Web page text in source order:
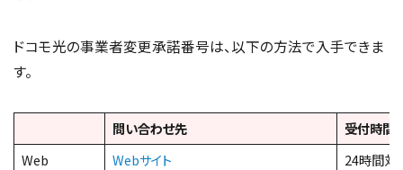
ドコモ光の事業者変更承諾番号は、以下の方法で入手できま
す。
問い合わせ先
受付時間
Web
Webサイト
24時間対